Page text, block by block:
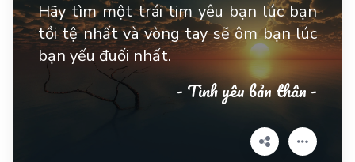
Hãy tìm một trái tim yêu bạn lúc bạn
tồi tệ nhất và vòng tay sẽ ôm bạn lúc
bạn yếu đuối nhất.
- Tình yêu bản thân -